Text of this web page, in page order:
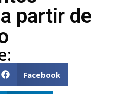
partir de
Facebook